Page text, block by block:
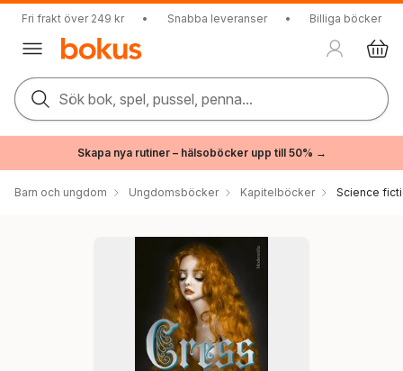
Fri frakt över 249 kr • Snabba leveranser • Billiga böcker
Sök bok, spel, pussel, penna...
Skapa nya rutiner – hälsoböcker upp till 50% →
Barn och ungdom Ungdomsböcker Kapitelböcker Science